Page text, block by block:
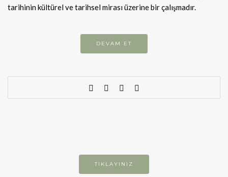
tarihinin kültürel ve tarihsel mirası üzerine bir çalışmadır.
DEVAM ET
TIKLAYINIZ